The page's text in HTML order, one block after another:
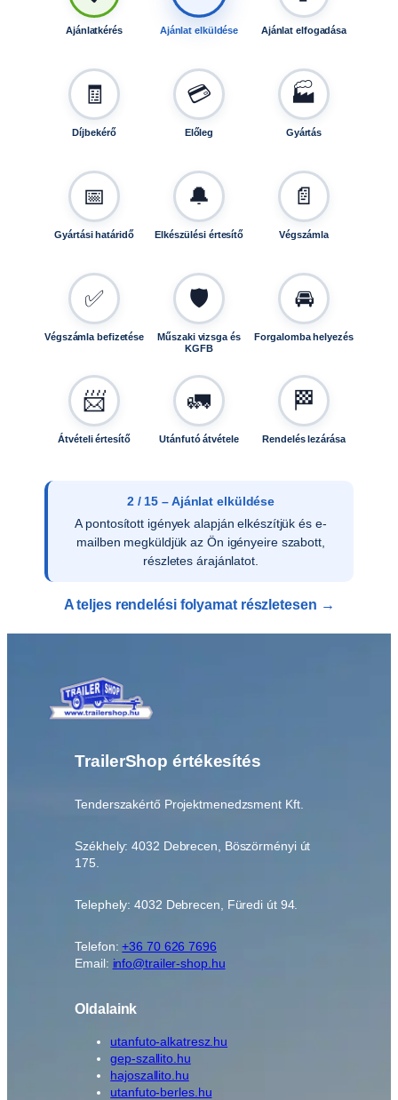
Ajánlatkérés Ajánlat elküldése Ajánlat elfogadása
🧾
Díjbekérő
💳
Előleg
🏭
Gyártás
📅
Gyártási határidő
🔔
Elkészülési értesítő
📄
Végszámla
✅
Végszámla befizetése
🛡️
Műszaki vizsga és
KGFB
🚘
Forgalomba helyezés
📨
Átvételi értesítő
🚛
Utánfutó átvétele
🏁
Rendelés lezárása
2 / 15 – Ajánlat elküldése
A pontosított igények alapján elkészítjük és e-
mailben megküldjük az Ön igényeire szabott,
részletes árajánlatot.
A teljes rendelési folyamat részletesen →
TrailerShop értékesítés
Tenderszakértő Projektmenedzsment Kft.
Székhely: 4032 Debrecen, Böszörményi út
175.
Telephely: 4032 Debrecen, Füredi út 94.
Telefon:+36 70 626 7696
Email: info@trailer-shop.hu
Oldalaink
utanfuto-alkatresz.hu
gep-szallito.hu
hajoszallito.hu
utanfuto-berles.hu